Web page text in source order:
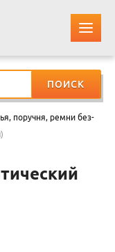
ПОИСК
поручня, ремни без-